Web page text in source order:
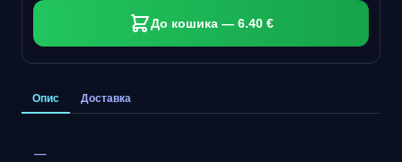
До кошика — 6.40 €
Опис Доставка
—